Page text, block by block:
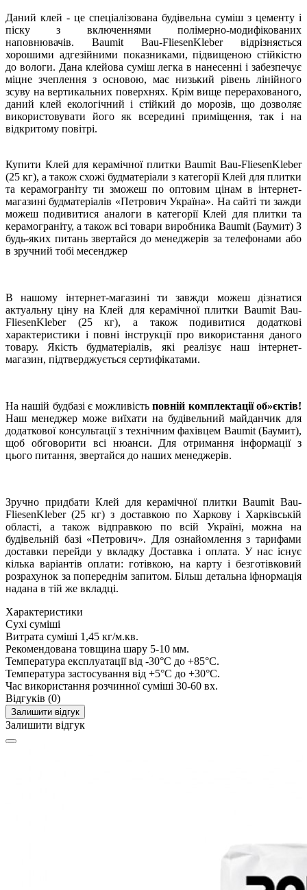
Даний клей - це спеціалізована будівельна суміш з цементу і
піску з включеннями полімерно-модифікованих
наповнювачів. Baumit Bau-FliesenKleber відрізняється
хорошими адгезійними показниками, підвищеною стійкістю
до вологи. Дана клейова суміш легка в нанесенні і забезпечує
міцне зчеплення з основою, має низький рівень лінійного
зсуву на вертикальних поверхнях. Крім вище перерахованого,
даний клей екологічний і стійкий до морозів, що дозволяє
використовувати його як всередині приміщення, так і на
відкритому повітрі.
Купити Клей для керамічної плитки Baumit Bau-FliesenKleber
(25 кг), а також схожі будматеріали з категорії Клей для плитки
та керамограніту ти зможеш по оптовим цінам в інтернет-
магазині будматеріалів «Петрович Україна». На сайті ти зажди
можеш подивитися аналоги в категорії Клей для плитки та
керамограніту, а також всі товари виробника Baumit (Баумит) З
будь-яких питань звертайся до менеджерів за телефонами або
в зручний тобі месенджер
В нашому інтернет-магазині ти завжди можеш дізнатися
актуальну ціну на Клей для керамічної плитки Baumit Bau-
FliesenKleber (25 кг), а також подивитися додаткові
характеристики і повні інструкції про використання даного
товару. Якість будматеріалів, які реалізує наш інтернет-
магазин, підтверджується сертифікатами.
На нашій будбазі є можливістьповній комплектації об»єктів!
Наш менеджер може виїхати на будівельний майданчик для
додаткової консультації з технічним фахівцем Baumit (Баумит),
щоб обговорити всі нюанси. Для отримання інформації з
цього питання, звертайся до наших менеджерів.
Зручно придбати Клей для керамічної плитки Baumit Bau-
FliesenKleber (25 кг) з доставкою по Харкову і Харківській
області, а також відправкою по всій Україні, можна на
будівельній базі «Петрович». Для ознайомлення з тарифами
доставки перейди у вкладку Доставка і оплата. У нас існує
кілька варіантів оплати: готівкою, на карту і безготівковий
розрахунок за попереднім запитом. Більш детальна іфнормація
надана в тій же вкладці.
Характеристики
Сухі суміші
Витрата суміші 1,45 кг/м.кв.
Рекомендована товщина шару 5-10 мм.
Температура експлуатації від -30°C до +85°C.
Температура застосування від +5°C до +30°C.
Час використання розчинної суміші 30-60 вх.
Відгуків (0)
Залишити відгук
Залишити відгук